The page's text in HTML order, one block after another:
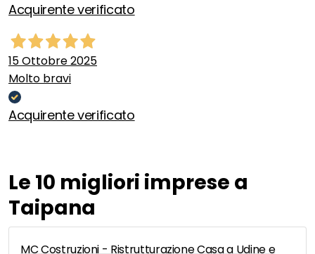
Acquirente verificato
15 Ottobre 2025
Molto bravi
Acquirente verificato
Le 10 migliori imprese a
Taipana
MC Costruzioni - Ristrutturazione Casa a Udine e